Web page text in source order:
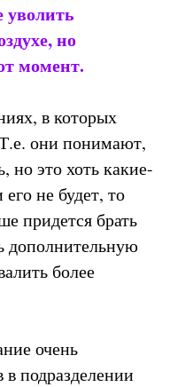
уволить
но
момент.
в которых
они понимают,
но это хоть какие-
не будет, то
придется брать
дополнительную
более
очень
в подразделении